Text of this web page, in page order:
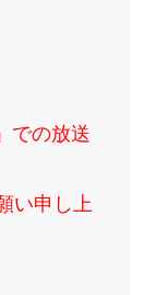
での放送
い申し上